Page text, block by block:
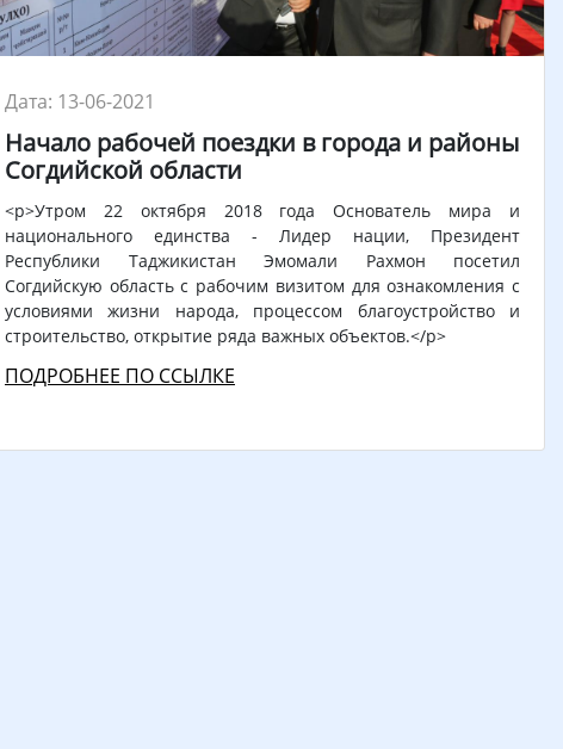
Дата: 13-06-2021
Начало рабочей поездки в города и районы
Согдийской области
<p>Утром 22 октября 2018 года Основатель мира и
национального единства - Лидер нации, Президент
Республики Таджикистан Эмомали Рахмон посетил
Согдийскую область с рабочим визитом для ознакомления с
условиями жизни народа, процессом благоустройство и
строительство, открытие ряда важных объектов.</p>
ПОДРОБНЕЕ ПО ССЫЛКЕ